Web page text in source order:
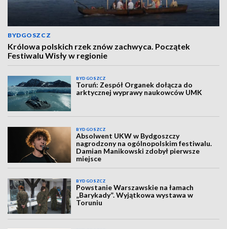
BYDGOSZCZ
Królowa polskich rzek znów zachwyca. Początek
Festiwalu Wisły w regionie
BYDGOSZCZ
Toruń: Zespół Organek dołącza do
arktycznej wyprawy naukowców UMK
BYDGOSZCZ
Absolwent UKW w Bydgoszczy
nagrodzony na ogólnopolskim festiwalu.
Damian Manikowski zdobył pierwsze
miejsce
BYDGOSZCZ
Powstanie Warszawskie na łamach
„Barykady”. Wyjątkowa wystawa w
Toruniu